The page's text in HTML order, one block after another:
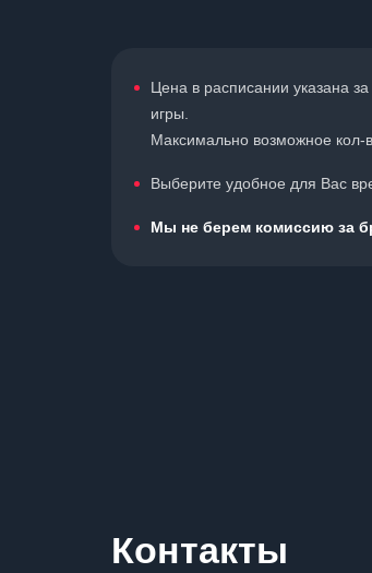
Цена в расписании указана
игры.
Максимально возможное кол-
Выберите удобное для Вас
Мы не берем комиссию за
Контакты